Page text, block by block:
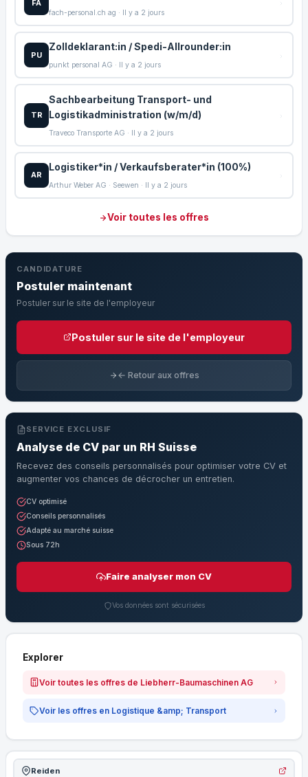
FA
fach-personal.ch ag · Il y a 2 jours
PU
Zolldeklarant:in / Spedi-Allrounder:in
punkt personal AG · Il y a 2 jours
TR
Sachbearbeitung Transport- und
Logistikadministration (w/m/d)
Traveco Transporte AG · Il y a 2 jours
AR
Logistiker*in / Verkaufsberater*in (100%)
Arthur Weber AG · Seewen · Il y a 2 jours
Voir toutes les offres
CANDIDATURE
Postuler maintenant
Postuler sur le site de l'employeur
Postuler sur le site de l'employeur
← Retour aux offres
SERVICE EXCLUSIF
Analyse de CV par un RH Suisse
Recevez des conseils personnalisés pour optimiser votre CV et
augmenter vos chances de décrocher un entretien.
CV optimisé
Conseils personnalisés
Adapté au marché suisse
Sous 72h
Faire analyser mon CV
Vos données sont sécurisées
Explorer
Voir toutes les offres de Liebherr-Baumaschinen AG
Voir les offres en Logistique &amp; Transport
Reiden